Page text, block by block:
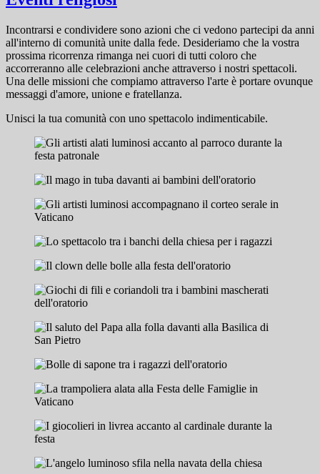
Incontrarsi e condividere sono azioni che ci vedono partecipi da anni
all'interno di comunità unite dalla fede. Desideriamo che la vostra
prossima ricorrenza rimanga nei cuori di tutti coloro che
accorreranno alle celebrazioni anche attraverso i nostri spettacoli.
Una delle missioni che compiamo attraverso l'arte è portare ovunque
messaggi d'amore, unione e fratellanza.
Unisci la tua comunità con uno spettacolo indimenticabile.